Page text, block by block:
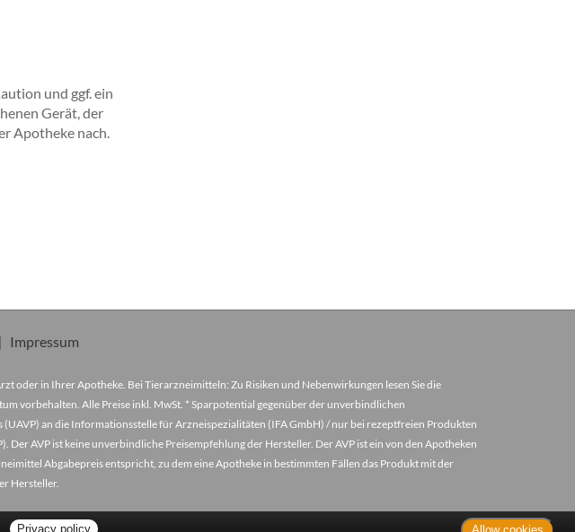
und ggf. ein
Gerät, der
Apotheke nach.
Impressum
oder in Ihrer Apotheke. Bei Tierarzneimitteln: Zu Risiken und Nebenwirkungen lesen Sie die
vorbehalten. Alle Preise inkl. MwSt. * Sparpotential gegenüber der unverbindlichen
an die Informationsstelle für Arzneispezialitäten (IFA GmbH) / nur bei rezeptfreien Produkten
AVP ist keine unverbindliche Preisempfehlung der Hersteller. Der AVP ist ein von den Apotheken
Abgabepreis entspricht, zu dem eine Apotheke in bestimmten Fällen das Produkt mit der
Hersteller.
Privacy policy